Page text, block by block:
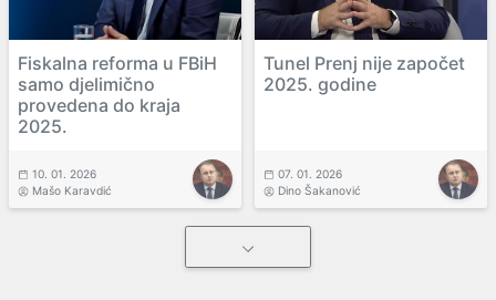
Fiskalna reforma u FBiH
samo djelimično
provedena do kraja
2025.
10. 01. 2026
Mašo Karavdić
Tunel Prenj nije započet
2025. godine
07. 01. 2026
Dino Šakanović